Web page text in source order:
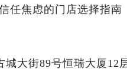
任焦虑的门店选择指南
大街89号恒瑞大厦12